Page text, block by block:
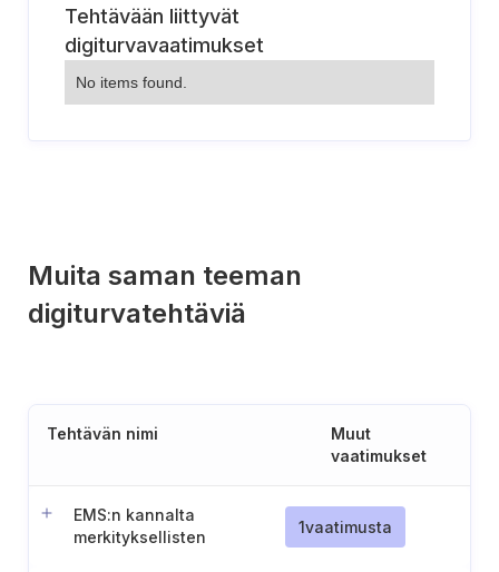
Tehtävään liittyvät
digiturvavaatimukset
No items found.
Muita saman teeman
digiturvatehtäviä
Tehtävän nimi
Muut
vaatimukset
EMS:n kannalta
merkityksellisten
1vaatimusta